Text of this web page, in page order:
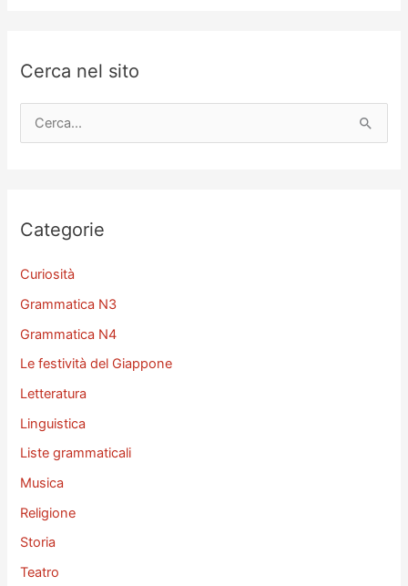
Cerca nel sito
e
a
Categorie
Curiosità
Grammatica N3
Grammatica N4
Le festività del Giappone
Letteratura
Linguistica
Liste grammaticali
Musica
Religione
Storia
Teatro